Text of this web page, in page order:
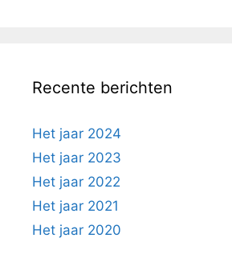
Recente berichten
Het jaar 2024
Het jaar 2023
Het jaar 2022
Het jaar 2021
Het jaar 2020